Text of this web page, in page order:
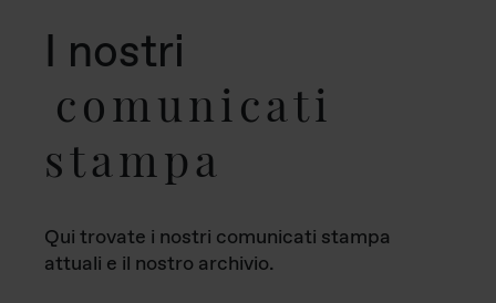
I nostri
comunicati
stampa
Qui trovate i nostri comunicati stampa
attuali e il nostro archivio.